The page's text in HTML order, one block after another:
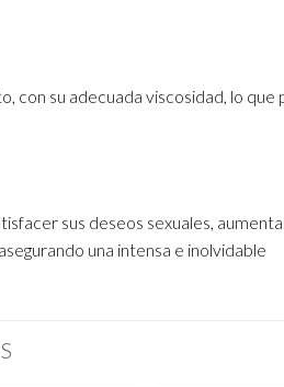
con su adecuada viscosidad, lo
sus deseos sexuales,
una intensa e inolvidable